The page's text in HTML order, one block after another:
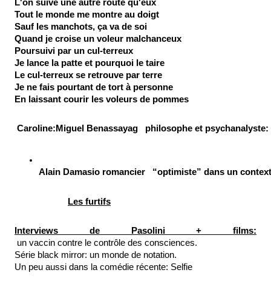
L'on suive une autre route qu'eux
Tout le monde me montre au doigt
Sauf les manchots, ça va de soi
Quand je croise un voleur malchanceux
Poursuivi par un cul-terreux
Je lance la patte et pourquoi le taire
Le cul-terreux se retrouve par terre
Je ne fais pourtant de tort à personne
En laissant courir les voleurs de pommes
Caroline:Miguel Benassayag   philosophe et
Alain Damasio romancier   “optimiste” dans un
Les furtifs
Interviews de Pasolini + films:
un vaccin contre le contrôle des consciences.
Série black mirror: un monde de notation.
Un peu aussi dans la comédie récente: Selfie